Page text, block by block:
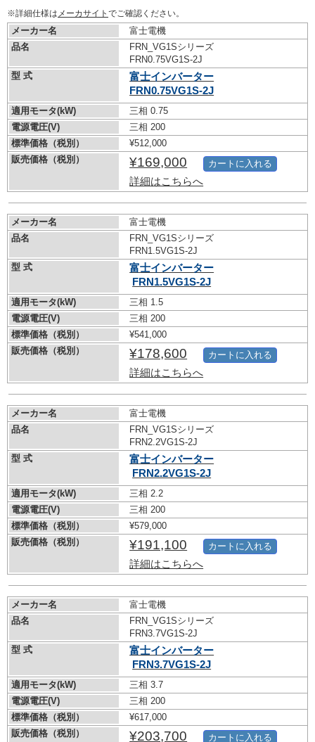
※詳細仕様は メーカサイト でご確認ください。
メーカー名
富士電機
品名
FRN_VG1Sシリーズ
FRN0.75VG1S-2J
型 式
富士インバーター
FRN0.75VG1S-2J
適用モータ(kW)
三相 0.75
電源電圧(V)
三相 200
標準価格（税別）
¥512,000
販売価格（税別）
¥169,000
詳細はこちらへ
カートに入れる
メーカー名
富士電機
品名
FRN_VG1Sシリーズ
FRN1.5VG1S-2J
型 式
富士インバーター
FRN1.5VG1S-2J
適用モータ(kW)
三相 1.5
電源電圧(V)
三相 200
標準価格（税別）
¥541,000
販売価格（税別）
¥178,600
詳細はこちらへ
カートに入れる
メーカー名
富士電機
品名
FRN_VG1Sシリーズ
FRN2.2VG1S-2J
型 式
富士インバーター
FRN2.2VG1S-2J
適用モータ(kW)
三相 2.2
電源電圧(V)
三相 200
標準価格（税別）
¥579,000
販売価格（税別）
¥191,100
詳細はこちらへ
カートに入れる
メーカー名
富士電機
品名
FRN_VG1Sシリーズ
FRN3.7VG1S-2J
型 式
富士インバーター
FRN3.7VG1S-2J
適用モータ(kW)
三相 3.7
電源電圧(V)
三相 200
標準価格（税別）
¥617,000
販売価格（税別）
¥203,700 カートに入れる